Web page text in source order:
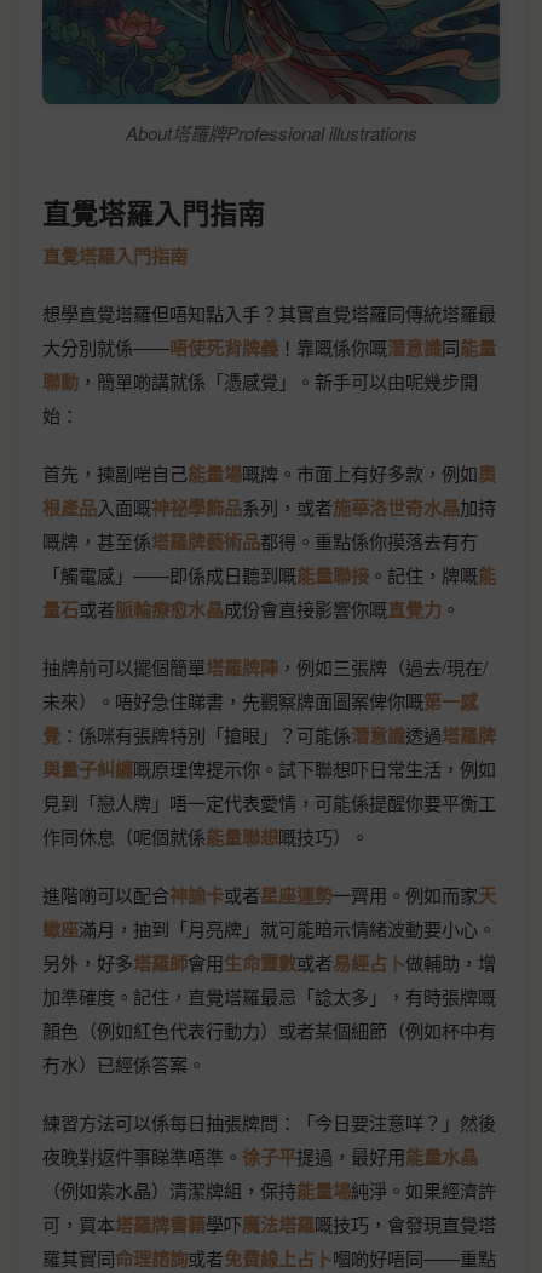
About塔羅牌Professional illustrations
直覺塔羅入門指南
直覺塔羅入門指南
想學直覺塔羅但唔知點入手？其實直覺塔羅同傳統塔羅最
大分別就係——唔使死背牌義 ！靠嘅係你嘅潛意識同能量
聯動 ，簡單啲講就係「憑感覺」。新手可以由呢幾步開
始：
首先，揀副啱自己能量場嘅牌。市面上有好多款，例如奧
根產品入面嘅神祕學飾品系列，或者施華洛世奇水晶加持
嘅牌，甚至係塔羅牌藝術品都得。重點係你摸落去有冇
「觸電感」——即係成日聽到嘅能量聯接 。記住，牌嘅能
量石或者脈輪療愈水晶成份會直接影響你嘅直覺力 。
抽牌前可以擺個簡單塔羅牌陣 ，例如三張牌（過去/現在/
未來）。唔好急住睇書，先觀察牌面圖案俾你嘅第一感
覺 ：係咪有張牌特別「搶眼」？可能係潛意識透過塔羅牌
與量子糾纏嘅原理俾提示你。試下聯想吓日常生活，例如
見到「戀人牌」唔一定代表愛情，可能係提醒你要平衡工
作同休息（呢個就係能量聯想嘅技巧）。
進階啲可以配合神諭卡或者星座運勢一齊用。例如而家天
蠍座滿月，抽到「月亮牌」就可能暗示情緒波動要小心。
另外，好多塔羅師會用生命靈數或者易經占卜做輔助，增
加準確度。記住，直覺塔羅最忌「諗太多」，有時張牌嘅
顏色（例如紅色代表行動力）或者某個細節（例如杯中有
冇水）已經係答案。
練習方法可以係每日抽張牌問：「今日要注意咩？」然後
夜晚對返件事睇準唔準。 徐子平提過，最好用能量水晶
（例如紫水晶）清潔牌組，保持能量場純淨。如果經濟許
可，買本塔羅牌書籍學吓魔法塔羅嘅技巧，會發現直覺塔
羅其實同命理諮詢或者免費線上占卜嗰啲好唔同——重點